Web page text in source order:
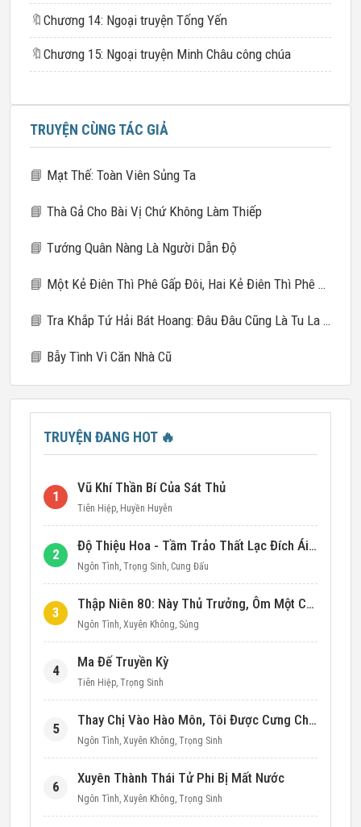
🔖 Chương 14: Ngoại truyện Tống Yến
🔖 Chương 15: Ngoại truyện Minh Châu công chúa
TRUYỆN CÙNG TÁC GIẢ
📘 Mạt Thế: Toàn Viên Sủng Ta
📘 Thà Gả Cho Bài Vị Chứ Không Làm Thiếp
📘 Tướng Quân Nàng Là Người Dẫn Độ
📘 Một Kẻ Điên Thì Phê Gấp Đôi, Hai Kẻ Điên Thì Phê Gấp Mười
📘 Tra Khắp Tứ Hải Bát Hoang: Đâu Đâu Cũng Là Tu La Tràng
📘 Bẫy Tình Vì Căn Nhà Cũ
TRUYỆN ĐANG HOT 🔥
1
Vũ Khí Thần Bí Của Sát Thủ
Tiên Hiệp, Huyền Huyễn
2
Độ Thiệu Hoa - Tầm Trảo Thất Lạc Đích Ái Tình
Ngôn Tình, Trọng Sinh, Cung Đấu
3
Thập Niên 80: Này Thủ Trưởng, Ôm Một Cái Đi!
Ngôn Tình, Xuyên Không, Sủng
4
Ma Đế Truyền Kỳ
Tiên Hiệp, Trọng Sinh
5
Thay Chị Vào Hào Môn, Tôi Được Cưng Chiều Hết Mực (Thập Niên 90)
Ngôn Tình, Xuyên Không, Trọng Sinh
6
Xuyên Thành Thái Tử Phi Bị Mất Nước
Ngôn Tình, Xuyên Không, Trọng Sinh